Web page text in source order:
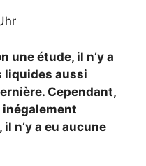
une étude, il n’y a
liquides aussi
Cependant,
n’y a eu aucune